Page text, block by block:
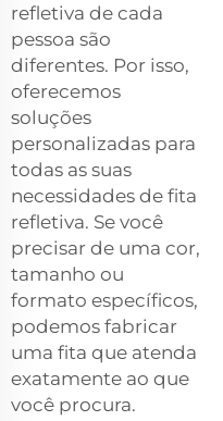
refletiva de cada
pessoa são
diferentes. Por isso,
oferecemos
soluções
personalizadas para
todas as suas
necessidades de fita
refletiva. Se você
precisar de uma cor,
tamanho ou
formato específicos,
podemos fabricar
uma fita que atenda
exatamente ao que
você procura.